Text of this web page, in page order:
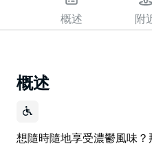
概述 附
概述
想隨時隨地享受濃鬱風味